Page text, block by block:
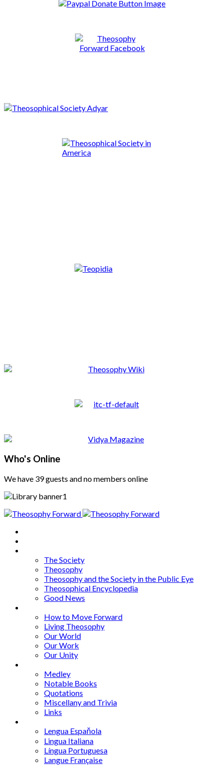
Who's Online
We have 39 guests and no members online
The Society
Theosophy
Theosophy and the Society in the Public Eye
Theosophical Encyclopedia
Good News
How to Move Forward
Living Theosophy
Our World
Our Work
Our Unity
Medley
Notable Books
Quotations
Miscellany and Trivia
Links
Lengua Espaňola
Lingua Italiana
Língua Portuguesa
Langue Française